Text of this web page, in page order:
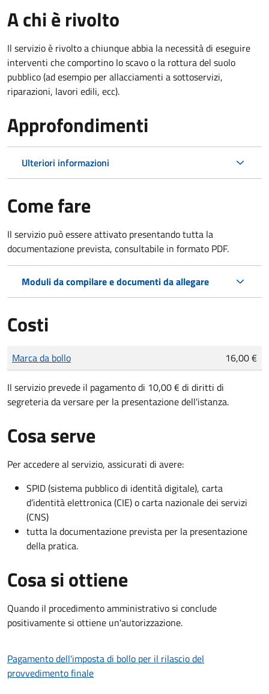
A chi è rivolto
Il servizio è rivolto a chiunque abbia la necessità di eseguire
interventi che comportino lo scavo o la rottura del suolo
pubblico (ad esempio per allacciamenti a sottoservizi,
riparazioni, lavori edili, ecc).
Approfondimenti
Ulteriori informazioni
Come fare
Il servizio può essere attivato presentando tutta la
documentazione prevista, consultabile in formato PDF.
Moduli da compilare e documenti da allegare
Costi
Tipo di pagamento
Importo
Marca da bollo 16,00 €
Il servizio prevede il pagamento di 10,00 € di diritti di
segreteria da versare per la presentazione dell'istanza.
Cosa serve
Per accedere al servizio, assicurati di avere:
SPID (sistema pubblico di identità digitale), carta
d’identità elettronica (CIE) o carta nazionale dei servizi
(CNS)
tutta la documentazione prevista per la presentazione
della pratica.
Cosa si ottiene
Quando il procedimento amministrativo si conclude
positivamente si ottiene un'autorizzazione.
Pagamento dell'imposta di bollo per il rilascio del
provvedimento finale